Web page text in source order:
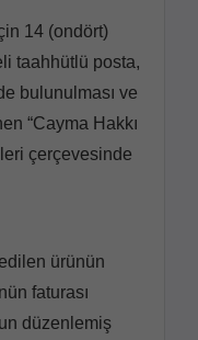
14 (ondört)
taahhütlü posta,
bulunulması ve
“Cayma Hakkı
çerçevesinde
ürünün
faturası
düzenlemiş